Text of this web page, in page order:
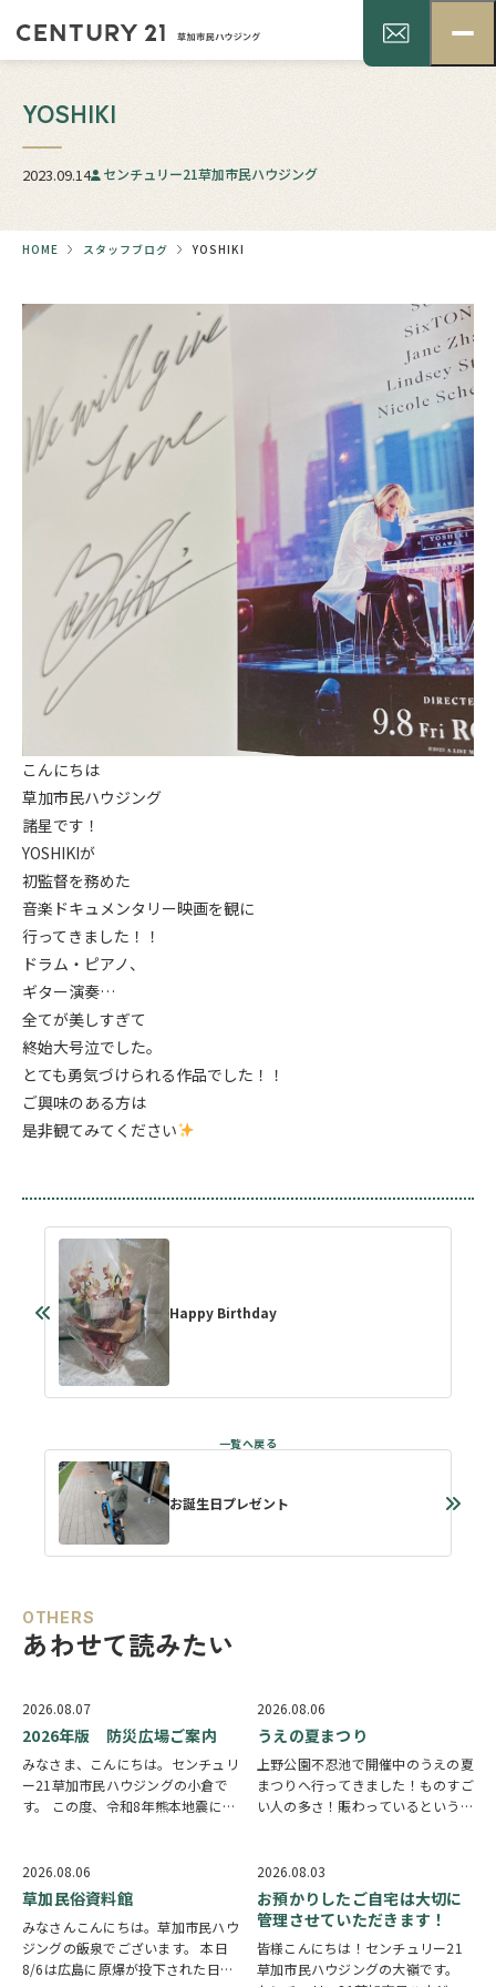
YOSHIKI
2023.09.14 センチュリー21草加市民ハウジング
HOME スタッフブログ YOSHIKI
こんにちは
草加市民ハウジング
諸星です！
YOSHIKIが
初監督を務めた
音楽ドキュメンタリー映画を観に
行ってきました！！
ドラム・ピアノ、
ギター演奏…
全てが美しすぎて
終始大号泣でした。
とても勇気づけられる作品でした！！
ご興味のある方は
是非観てみてください
Happy Birthday
お誕生日プレゼント
OTHERS
あわせて読みたい
2026.08.07
2026年版 防災広場ご案内
みなさま、こんにちは。センチュリ
ー21草加市民ハウジングの小倉で
す。 この度、令和8年熊本地震によ
多い国です。草加市においても、他
人事ではなく、日頃から少しでも、
防災意識を高め…
2026.08.06
うえの夏まつり
上野公園不忍池で開催中のうえの夏
まつりへ行ってきました！ものすご
い人の多さ！賑わっているという言
多く皆さん思い思いに夏祭りを楽し
んでいる様子がとても印象的でした
会場にはたく…
2026.08.06
草加民俗資料館
みなさんこんにちは。草加市民ハウ
ジングの飯泉でございます。 本日
8/6は広島に原爆が投下された日に
2026.08.03
お預かりしたご自宅は大切に
管理させていただきます！
皆様こんにちは！センチュリー21
草加市民ハウジングの大嶺です。